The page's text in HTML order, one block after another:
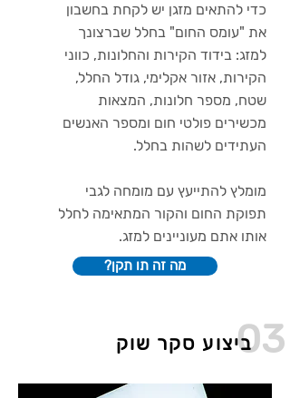
כדי להתאים מזגן יש לקחת בחשבון
את "עומס החום" בחלל שברצונך
למזג: בידוד הקירות והחלונות, כווני
הקירות, אזור אקלימי, גודל החלל,
שטח, מספר חלונות, המצאות
מכשירים פולטי חום ומספר האנשים
העתידים לשהות בחלל.
מומלץ להתייעץ עם מומחה לגבי
תפוקת החום והקור המתאימה לחלל
אותו אתם מעוניינים למזג.
?מה זה תו תקן
03ביצוע סקר שוק